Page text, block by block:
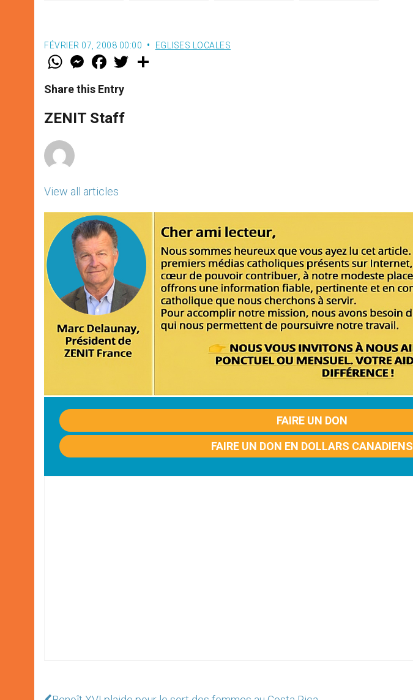
FÉVRIER 07, 2008 00:00 EGLISES LOCALES
W
t
s
p
p
M
e
s
e
g
e
F
a
e
b
o
k
w
Share this Entry
ZENIT Staff
View all articles
FAIRE UN DON
FAIRE UN DON EN DOLLARS CANADIENS